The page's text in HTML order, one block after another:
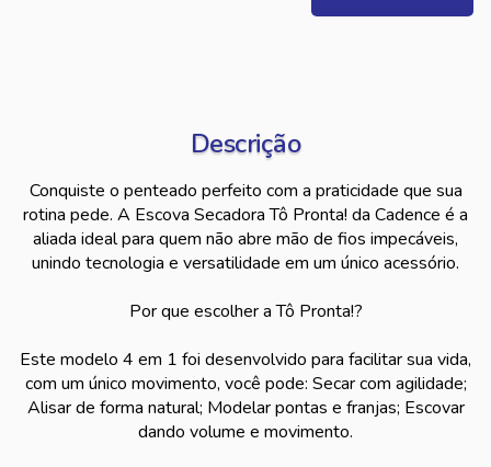
Descrição
Conquiste o penteado perfeito com a praticidade que sua
rotina pede. A Escova Secadora Tô Pronta! da Cadence é a
aliada ideal para quem não abre mão de fios impecáveis,
unindo tecnologia e versatilidade em um único acessório.
Por que escolher a Tô Pronta!?
Este modelo 4 em 1 foi desenvolvido para facilitar sua vida,
com um único movimento, você pode: Secar com agilidade;
Alisar de forma natural; Modelar pontas e franjas; Escovar
dando volume e movimento.